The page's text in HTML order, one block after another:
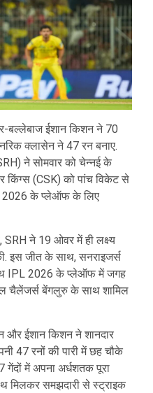
बल्लेबाज ईशान किशन ने 70
क्लासेन ने 47 रन बनाए.
ने सोमवार को चेन्नई के
किंग्स (CSK) को पांच विकेट से
2026 के प्लेऑफ के लिए
SRH ने 19 ओवर में ही लक्ष्य
इस जीत के साथ, सनराइजर्स
IPL 2026 के प्लेऑफ में जगह
चैलेंजर्स बेंगलुरु के साथ शामिल
और ईशान किशन ने शानदार
47 रनों की पारी में छह चौके
में अपना अर्धशतक पूरा
मिलकर समझदारी से स्ट्राइक